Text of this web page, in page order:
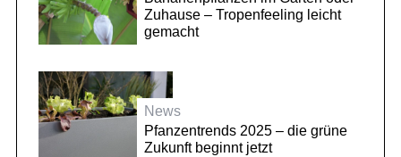
Zuhause – Tropenfeeling leicht
gemacht
News
Pfanzentrends 2025 – die grüne
Zukunft beginnt jetzt